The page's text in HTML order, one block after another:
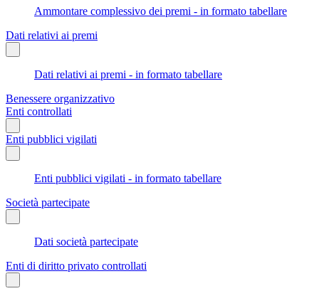
Ammontare complessivo dei premi - in formato tabellare
Dati relativi ai premi
Dati relativi ai premi - in formato tabellare
Benessere organizzativo
Enti controllati
Enti pubblici vigilati
Enti pubblici vigilati - in formato tabellare
Società partecipate
Dati società partecipate
Enti di diritto privato controllati